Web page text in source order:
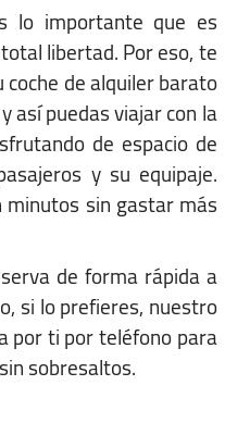
N-4, km 555,2
41700
lo importante que es
libertad. Por eso, te
de alquiler barato
así puedas viajar con la
de espacio de
y su equipaje.
minutos sin gastar más
de forma rápida a
si lo prefieres, nuestro
por ti por teléfono para
sobresaltos.